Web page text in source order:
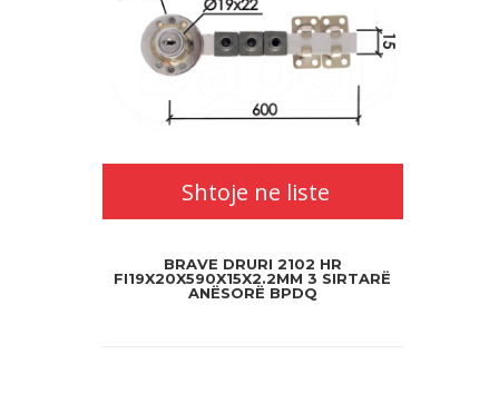
Shtoje ne liste
BRAVE DRURI 2102 HR
FI19X20X590X15X2.2MM 3 SIRTARË
ANËSORË BPDQ